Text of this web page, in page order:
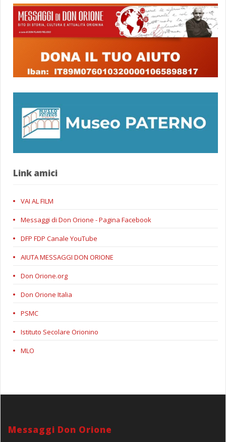
Link amici
VAI AL FILM
Messaggi di Don Orione - Pagina Facebook
DFP FDP Canale YouTube
AIUTA MESSAGGI DON ORIONE
Don Orione.org
Don Orione Italia
PSMC
Istituto Secolare Orionino
MLO
Messaggi Don Orione